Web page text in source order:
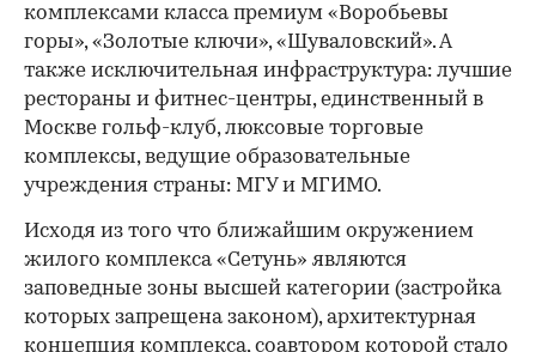
комплексами класса премиум «Воробьевы
горы», «Золотые ключи», «Шуваловский». А
также исключительная инфраструктура: лучшие
рестораны и фитнес-центры, единственный в
Москве гольф-клуб, люксовые торговые
комплексы, ведущие образовательные
учреждения страны: МГУ и МГИМО.
Исходя из того что ближайшим окружением
жилого комплекса «Сетунь» являются
заповедные зоны высшей категории (застройка
которых запрещена законом), архитектурная
концепция комплекса, соавтором которой стало